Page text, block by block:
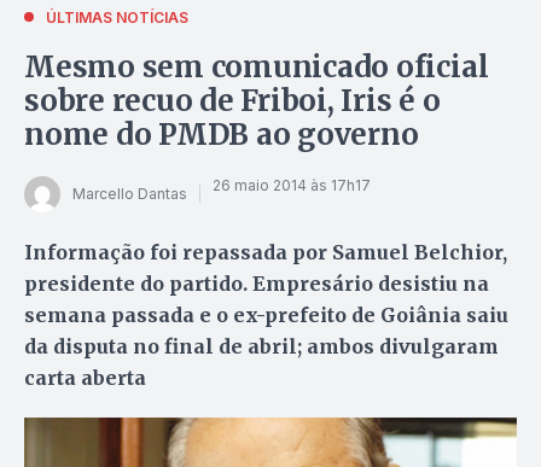
ÚLTIMAS NOTÍCIAS
Mesmo sem comunicado oficial
sobre recuo de Friboi, Iris é o
nome do PMDB ao governo
Marcello Dantas 26 maio 2014 às 17h17
Informação foi repassada por Samuel Belchior,
presidente do partido. Empresário desistiu na
semana passada e o ex-prefeito de Goiânia saiu
da disputa no final de abril; ambos divulgaram
carta aberta